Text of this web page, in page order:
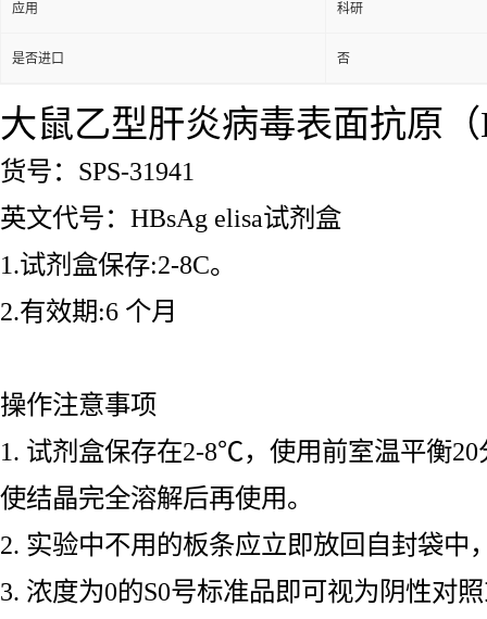
应用 科研
是否进口 否
大鼠乙型肝炎病毒表面抗原
货号：SPS-31941
英文代号：HBsAg elisa试剂盒
1.试剂盒保存:2-8C。
2.有效期:6 个月
操作注意事项
1. 试剂盒保存在2-8℃，使用前室温平衡
使结晶完全溶解后再使用。
2. 实验中不用的板条应立即放回自封袋中
3. 浓度为0的S0号标准品即可视为阴性对